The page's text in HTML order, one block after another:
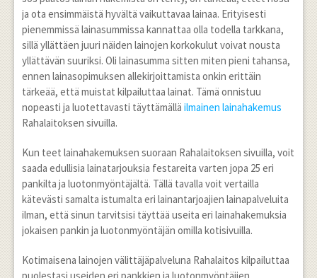
ja ota ensimmäistä hyvältä vaikuttavaa lainaa. Erityisesti
pienemmissä lainasummissa kannattaa olla todella tarkkana,
sillä yllättäen juuri näiden lainojen korkokulut voivat nousta
yllättävän suuriksi. Oli lainasumma sitten miten pieni tahansa,
ennen lainasopimuksen allekirjoittamista onkin erittäin
tärkeää, että muistat kilpailuttaa lainat. Tämä onnistuu
nopeasti ja luotettavasti täyttämällä ilmainen lainahakemus
Rahalaitoksen sivuilla.
Kun teet lainahakemuksen suoraan Rahalaitoksen sivuilla, voit
saada edullisia lainatarjouksia festareita varten jopa 25 eri
pankilta ja luotonmyöntäjältä. Tällä tavalla voit vertailla
kätevästi samalta istumalta eri lainantarjoajien lainapalveluita
ilman, että sinun tarvitsisi täyttää useita eri lainahakemuksia
jokaisen pankin ja luotonmyöntäjän omilla kotisivuilla.
Kotimaisena lainojen välittäjäpalveluna Rahalaitos kilpailuttaa